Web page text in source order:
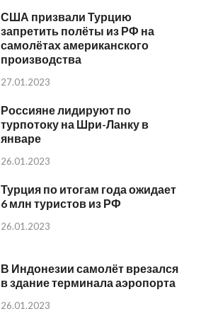
США призвали Турцию
запретить полёты из РФ на
самолётах американского
производства
27.01.2023
Россияне лидируют по
турпотоку на Шри-Ланку в
январе
26.01.2023
Турция по итогам года ожидает
6 млн туристов из РФ
26.01.2023
В Индонезии самолёт врезался
в здание терминала аэропорта
26.01.2023